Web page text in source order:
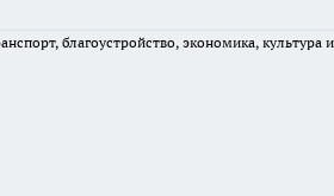
благоустройство, экономика,